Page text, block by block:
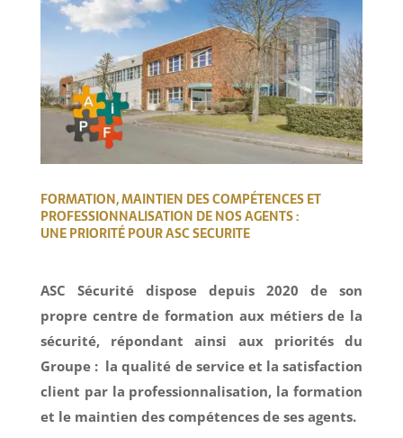
FORMATION, MAINTIEN DES COMPÉTENCES ET
PROFESSIONNALISATION DE NOS AGENTS :
UNE PRIORITÉ POUR ASC SECURITE
ASC Sécurité dispose depuis 2020 de son
propre centre de formation aux métiers de la
sécurité, répondant ainsi aux priorités du
Groupe : la qualité de service et la satisfaction
client par la professionnalisation, la formation
et le maintien des compétences de ses agents.